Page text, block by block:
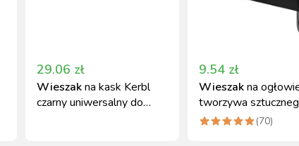
29.06 zł
Wieszakna kask Kerbl
czarny uniwersalny do
9.54 zł
Wieszakna
tworzywa
Kerbl - czarny
(70)